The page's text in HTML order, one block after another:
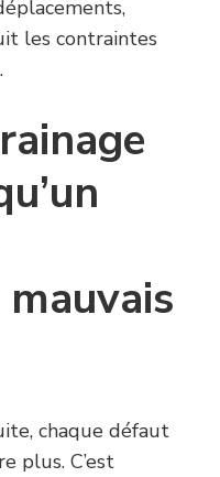
les contraintes
chaque défaut
plus. C’est